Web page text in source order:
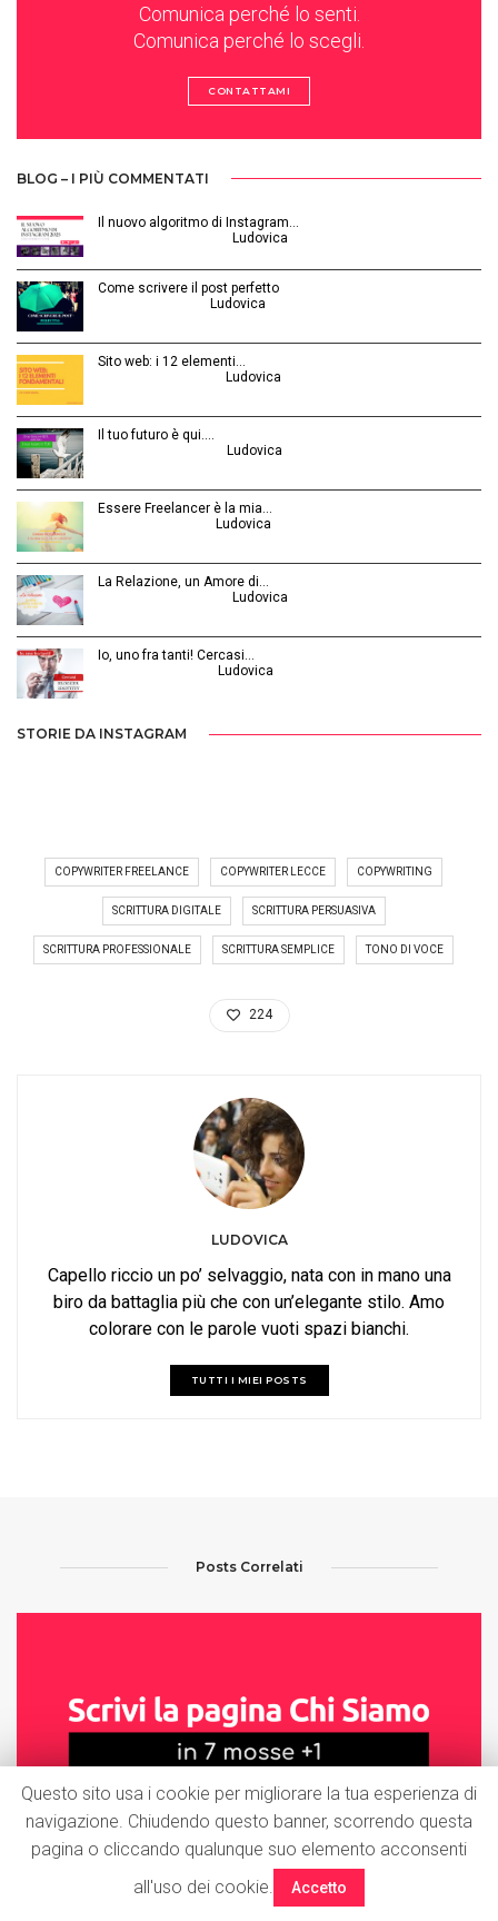
Comunica perché lo senti.
Comunica perché lo scegli.
CONTATTAMI
BLOG – I PIÙ COMMENTATI
Il nuovo algoritmo di Instagram…
Ludovica
Come scrivere il post perfetto
Ludovica
Sito web: i 12 elementi…
Ludovica
Il tuo futuro è qui.…
Ludovica
Essere Freelancer è la mia…
Ludovica
La Relazione, un Amore di…
Ludovica
Io, uno fra tanti! Cercasi…
Ludovica
STORIE DA INSTAGRAM
COPYWRITER FREELANCE COPYWRITER LECCE COPYWRITING
SCRITTURA DIGITALE SCRITTURA PERSUASIVA
SCRITTURA PROFESSIONALE SCRITTURA SEMPLICE TONO DI VOCE
224
LUDOVICA
Capello riccio un po’ selvaggio, nata con in mano una
biro da battaglia più che con un’elegante stilo. Amo
colorare con le parole vuoti spazi bianchi.
TUTTI I MIEI POSTS
Posts Correlati
Questo sito usa i cookie per migliorare la tua esperienza di
navigazione. Chiudendo questo banner, scorrendo questa
pagina o cliccando qualunque suo elemento acconsenti
all'uso dei cookie.
Accetto